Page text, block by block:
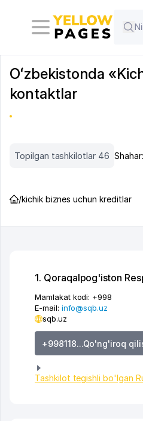
Oʻzbekistonda
kontaktlar
Topilgan tashkilotlar 46 Shahar:
/kichik biznes uchun kreditlar
1. Qoraqalpog'iston
Mamlakat kodi: +998
E-mail: info@sqb.uz
sqb.uz
+998118...Qo'ng'iroq
Tashkilot tegishli bo'lgan